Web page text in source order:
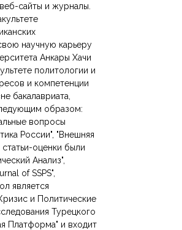
сайты и журналы.
научную карьеру
Анкары Хачи
политологии и
и компетенции
бакалавриата,
образом:
вопросы
России", "Внешняя
оценки были
Анализ",
of SSPS",
является
и Политические
Турецкого
Платформа" и входит